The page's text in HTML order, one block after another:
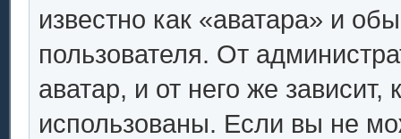
известно как «аватара» и
пользователя. От
аватар, и от него же
использованы. Если вы не